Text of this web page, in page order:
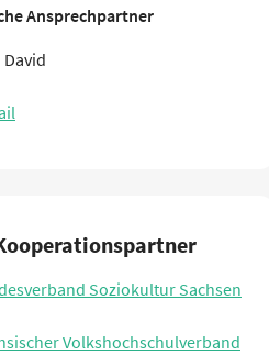
Ansprechpartner
Soziokultur Sachsen
Volkshochschulverband